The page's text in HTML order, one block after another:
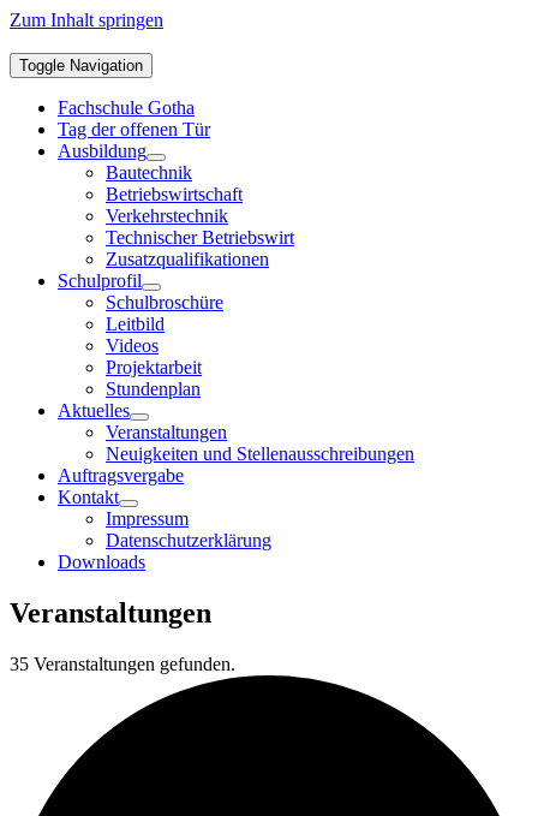
Zum Inhalt springen
Toggle Navigation
Fachschule Gotha
Tag der offenen Tür
Ausbildung
Bautechnik
Betriebswirtschaft
Verkehrstechnik
Technischer Betriebswirt
Zusatzqualifikationen
Schulprofil
Schulbroschüre
Leitbild
Videos
Projektarbeit
Stundenplan
Aktuelles
Veranstaltungen
Neuigkeiten und Stellenausschreibungen
Auftragsvergabe
Kontakt
Impressum
Datenschutzerklärung
Downloads
Veranstaltungen
35 Veranstaltungen gefunden.